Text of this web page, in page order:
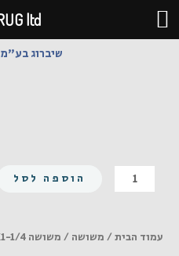
דילוג
לתוכן
שיברוג
כמות
של
הוספה לסל
עמוד הבית/ משושה / משושה UNC 1/2-13X1-1/4 נירוסטה A2
ltd